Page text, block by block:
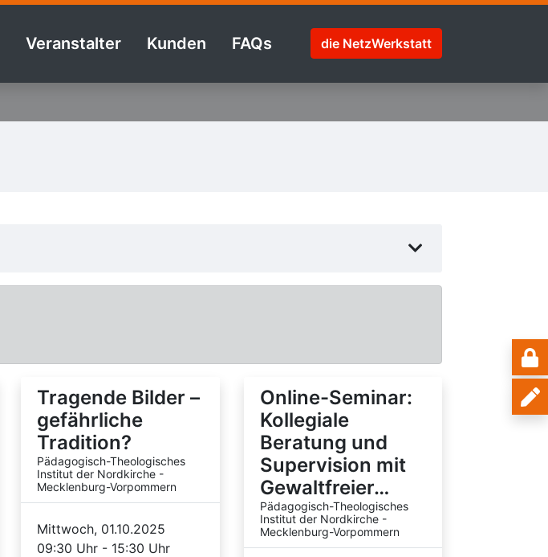
Veranstalter Kunden FAQs die NetzWerkstatt
Tragende Bilder –
gefährliche
Tradition?
Pädagogisch-Theologisches
Institut der Nordkirche -
Mecklenburg-Vorpommern
Mittwoch, 01.10.2025
09:30 Uhr - 15:30 Uhr
Online-Seminar:
Kollegiale
Beratung und
Supervision mit
Gewaltfreier…
Pädagogisch-Theologisches
Institut der Nordkirche -
Mecklenburg-Vorpommern